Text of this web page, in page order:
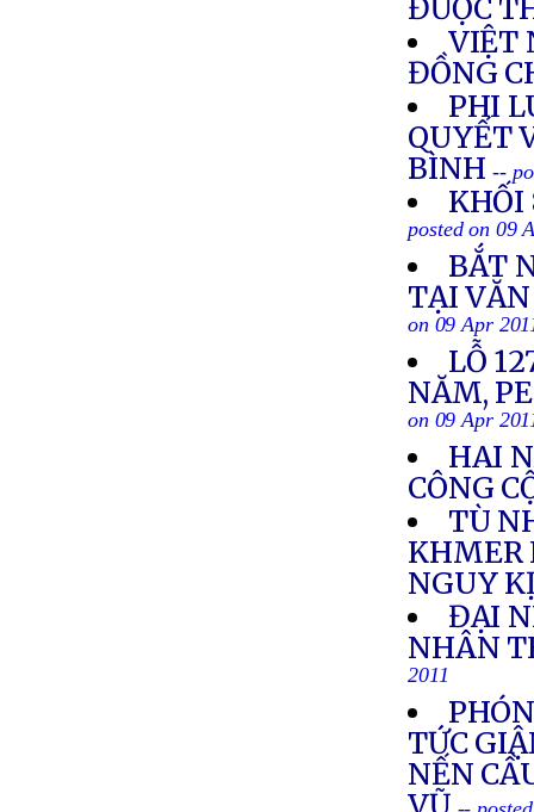
ĐƯỢC
VIỆT
ĐỒNG
PHI
QUYẾT
BÌNH --
posted on 09
BẮT
TẠI
on 09 Apr
LỖ
NĂM,
on 09 Apr
HAI
CÔNG
TÙ
KHMER
NGUY
ĐẠI
NHÂN
2011
TỨC
NẾN